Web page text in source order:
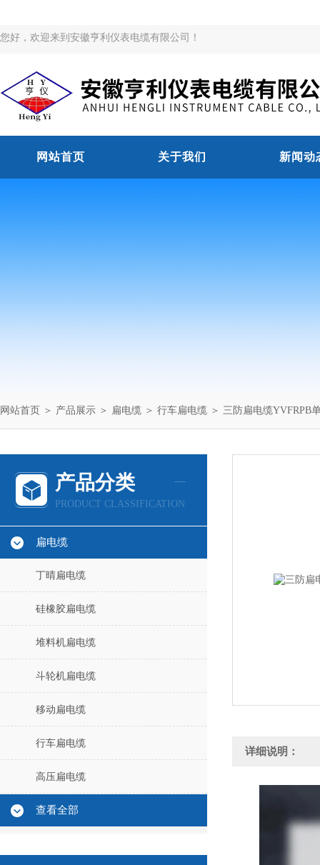
您好，欢迎来到安徽亨利仪表电缆有限公司！
网站首页 关于我们 新闻动
网站首页 ＞ 产品展示 ＞ 扁电缆 ＞ 行车扁电缆 ＞ 三防扁电缆YVFRPB
产品分类
PRODUCT CLASSIFICATION
扁电缆
丁晴扁电缆
硅橡胶扁电缆
堆料机扁电缆
斗轮机扁电缆
移动扁电缆
行车扁电缆
高压扁电缆
查看全部
详细说明：